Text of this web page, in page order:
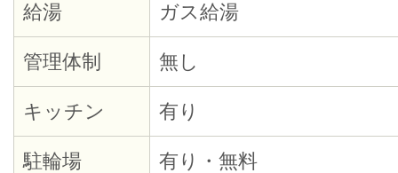
給湯 ガス給湯
管理体制 無し
キッチン 有り
駐輪場 有り・無料